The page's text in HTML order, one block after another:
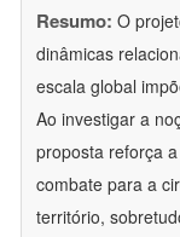
Resumo: O
dinâmicas
escala global
Ao investigar a
proposta reforça
combate para a
território,